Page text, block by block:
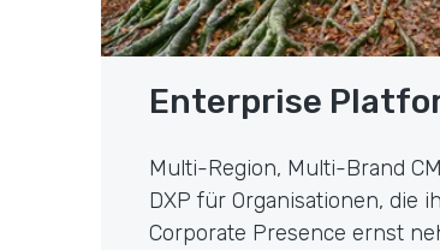
Enterprise
Multi-Region, Multi-Brand
DXP für Organisationen, die
Corporate Presence ernst